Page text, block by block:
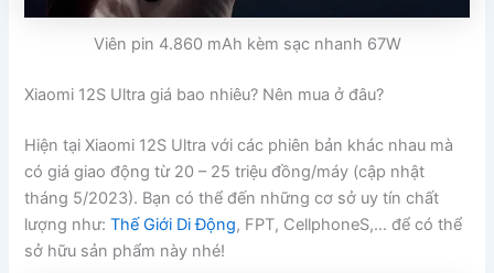
Viên pin 4.860 mAh kèm sạc nhanh 67W
Xiaomi 12S Ultra giá bao nhiêu? Nên mua ở đâu?
Hiện tại Xiaomi 12S Ultra với các phiên bản khác nhau mà
có giá giao động từ 20 – 25 triệu đồng/máy (cập nhật
tháng 5/2023). Bạn có thể đến những cơ sở uy tín chất
lượng như:Thế Giới Di Động, FPT, CellphoneS,… để có thể
sở hữu sản phẩm này nhé!